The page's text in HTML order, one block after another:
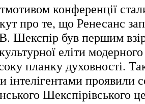
конференції
про те, що Ренесанс
В. Шекспір був першим
еліти
планку духовності.
інтелігентами проявили
Шекспірівського